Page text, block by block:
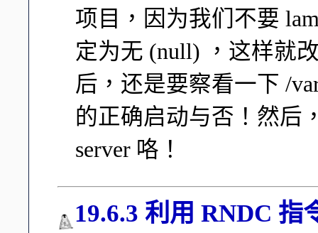
项目，因为我们不要
定为无 (null) ，这样就
后，还是要察看一下 /
的正确启动与否！然后
server 咯！
19.6.3 利用 RNDC 指